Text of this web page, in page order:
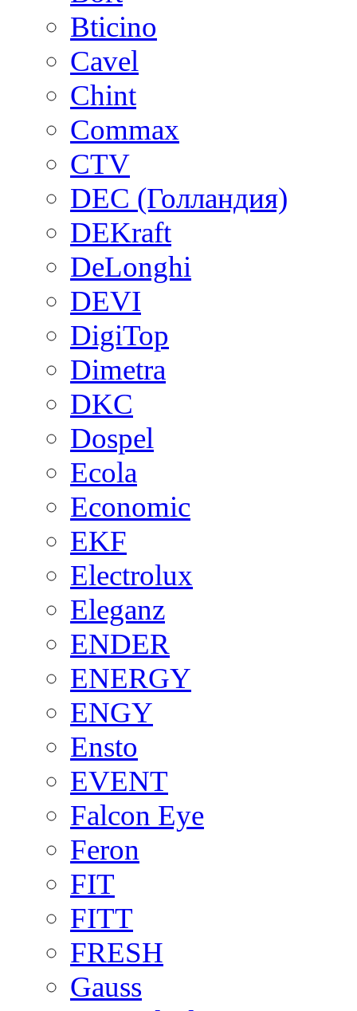
Bticino
Cavel
Chint
Commax
CTV
DEC (Голландия)
DEKraft
DeLonghi
DEVI
DigiTop
Dimetra
DKC
Dospel
Ecola
Economic
EKF
Electrolux
Eleganz
ENDER
ENERGY
ENGY
Ensto
EVENT
Falcon Eye
Feron
FIT
FITT
FRESH
Gauss